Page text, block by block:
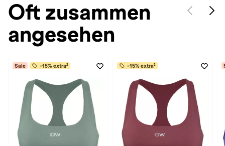
Oft zusammen
angesehen
Sale -15% extra² -15% extra²